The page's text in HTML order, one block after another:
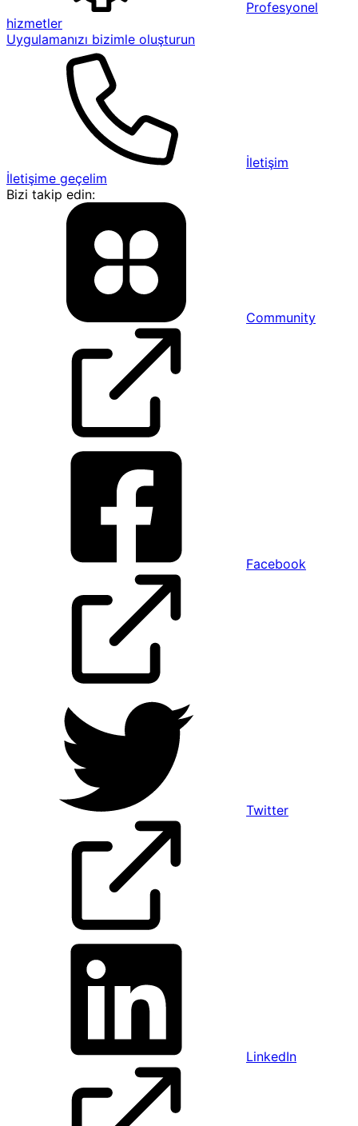
Profesyonel
hizmetler
Uygulamanızı bizimle oluşturun
İletişim
İletişime geçelim
Bizi takip edin:
Community
Facebook
Twitter
LinkedIn